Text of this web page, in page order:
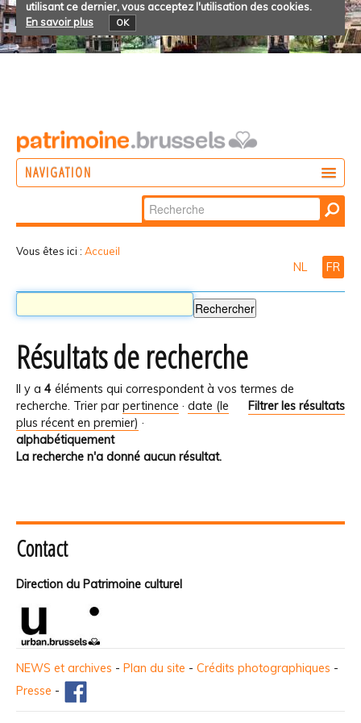
utilisant ce dernier, vous acceptez l'utilisation des cookies.
En savoir plus
OK
NAVIGATION
Chercher par
Recherche
Vous êtes ici : Accueil
NL FR
Résultats de recherche
Il y a 4 éléments qui correspondent à vos termes de
recherche.
Filtrer les résultats
Trier par pertinence · date (le
plus récent en premier) ·
alphabétiquement
La recherche n'a donné aucun résultat.
Contact
Direction du Patrimoine culturel
NEWS et archives - Plan du site - Crédits photographiques -
Presse -